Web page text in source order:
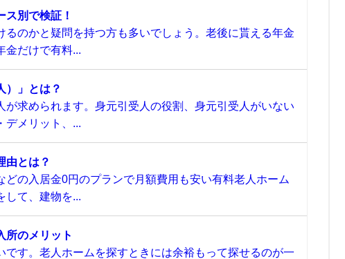
別で検証！
のかと疑問を持つ方も多いでしょう。老後に貰える年金
金だけで有料...
）」とは？
求められます。身元引受人の役割、身元引受人がいない
デメリット、...
由とは？
の入居金0円のプランで月額費用も安い有料老人ホーム
して、建物を...
所のメリット
す。老人ホームを探すときには余裕もって探せるのが一